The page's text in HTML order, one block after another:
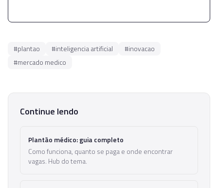
#plantao #inteligencia artificial #inovacao
#mercado medico
Continue lendo
Plantão médico: guia completo
Como funciona, quanto se paga e onde encontrar
vagas. Hub do tema.